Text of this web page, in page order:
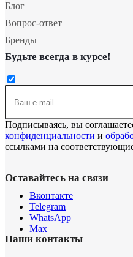
Блог
Вопрос-ответ
Бренды
Будьте всегда в курсе!
Подписываясь, вы
конфиденциальности и
ссылками на
Оставайтесь на связи
Вконтакте
Telegram
WhatsApp
Max
Наши контакты